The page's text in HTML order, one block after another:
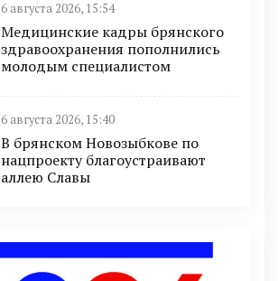
6 августа 2026, 15:54
Медицинские кадры брянского
здравоохранения пополнились
молодым специалистом
6 августа 2026, 15:40
В брянском Новозыбкове по
нацпроекту благоустраивают
аллею Славы